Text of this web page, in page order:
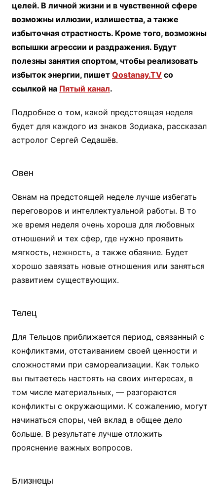
целей. В личной жизни и в чувственной сфере
возможны иллюзии, излишества, а также
избыточная страстность. Кроме того, возможны
вспышки агрессии и раздражения. Будут
полезны занятия спортом, чтобы реализовать
избыток энергии, пишет Qostanay.TVсо
ссылкой на Пятый канал.
Подробнее о том, какой предстоящая неделя
будет для каждого из знаков Зодиака, рассказал
астролог Сергей Седашёв.
Овен
Овнам на предстоящей неделе лучше избегать
переговоров и интеллектуальной работы. В то
же время неделя очень хороша для любовных
отношений и тех сфер, где нужно проявить
мягкость, нежность, а также обаяние. Будет
хорошо завязать новые отношения или заняться
развитием существующих.
Телец
Для Тельцов приближается период, связанный с
конфликтами, отстаиванием своей ценности и
сложностями при самореализации. Как только
вы пытаетесь настоять на своих интересах, в
том числе материальных, — разгораются
конфликты с окружающими. К сожалению, могут
начинаться споры, чей вклад в общее дело
больше. В результате лучше отложить
прояснение важных вопросов.
Близнецы